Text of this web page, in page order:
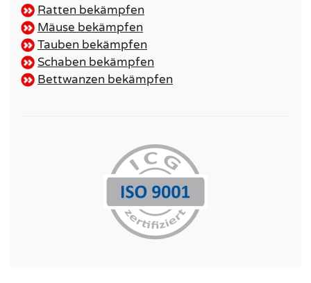
Ratten bekämpfen
Mäuse bekämpfen
Tauben bekämpfen
Schaben bekämpfen
Bettwanzen bekämpfen